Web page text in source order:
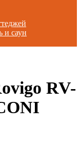
и саун
RV-